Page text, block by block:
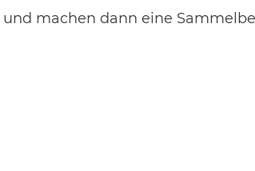
und machen dann eine